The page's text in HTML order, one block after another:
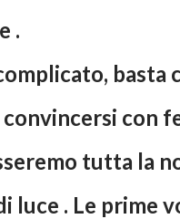
.
basta
convincersi con
tutta la
luce . Le prime